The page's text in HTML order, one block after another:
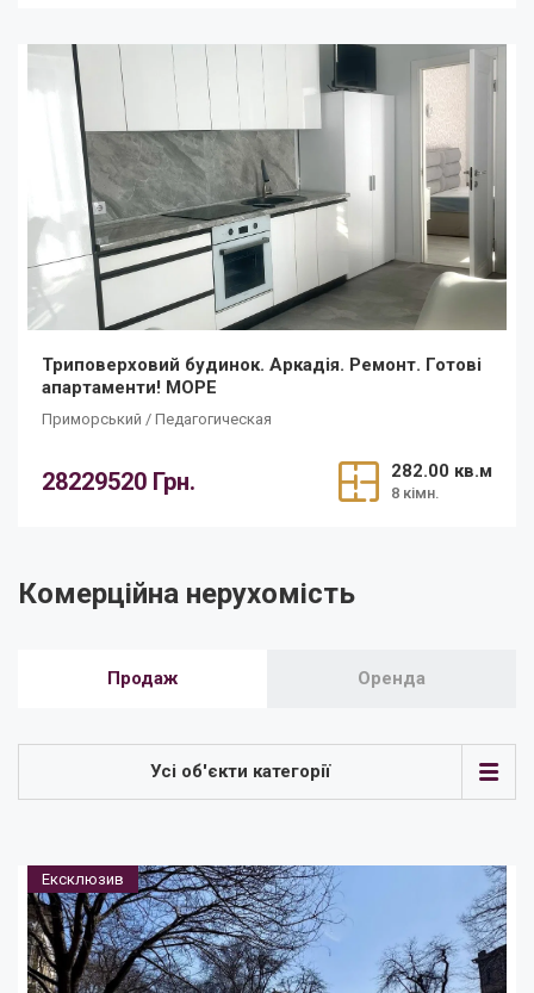
Триповерховий будинок. Аркадія. Ремонт. Готові
апартаменти! МОРЕ
Приморський / Педагогическая
28229520 Грн. 282.00 кв.м
8 кімн.
Комерційна нерухомість
Продаж Оренда
Усі об'єкти категорії
Ексклюзив